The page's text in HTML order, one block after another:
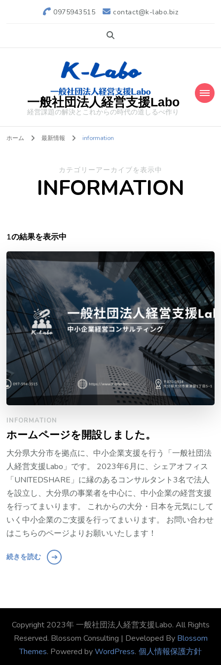
0975943515 contact@k-labo.biz
一般社団法人経営支援Labo
経営課題の解決とこれからの時代の道しるべ作り
ホーム 最新情報 information
カテゴリーアーカイブを表示中
INFORMATION
1の結果を表示中
INFORMATION
ホームページを開設しました。
大分県大分市を拠点に、中小企業支援を行う「一般社団法
人経営支援Labo」です。 2023年6月に、シェアオフィス
「UNITEDSHARE」に縁のあるコンサルタント3名で法人
を設立し、大分県の事業者を中心に、中小企業の経営支援
を行ってまいります。 これからの大分・日本を元気にして
いく中小企業のご支援を行ってまいります。 お問い合わせ
はこちらのページよりお願いいたします！
続きを読む
Copyright 2023年 一般社団法人経営支援Labo. All Rights
Reserved. Blossom Consulting | Developed By Blossom
Themes. Powered byWordPress. 個人情報保護方針